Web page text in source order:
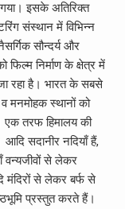
गया। इसके अतिरिक्त
संस्थान में विभिन्न
सौन्दर्य और
निर्माण के क्षेत्र में
रहा है। भारत के सबसे
स्थानों को
तरफ हिमालय की
सदानीर नदियाँ हैं,
से लेकर
मंदिरों से लेकर बर्फ से
प्रस्तुत करते हैं।